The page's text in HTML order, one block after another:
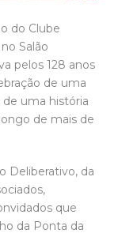
do Clube
Salão
pelos 128 anos
de uma
uma história
de mais de
Deliberativo, da
que
da Ponta da